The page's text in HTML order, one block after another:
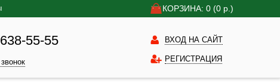
КОРЗИНА: 0 (0 р.)
55-55 ВХОД НА САЙТ
РЕГИСТРАЦИЯ